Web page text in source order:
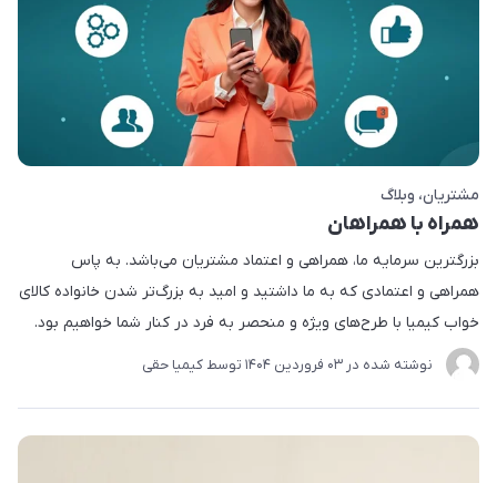
مشتریان وبلاگ
همراه با همراهان
بزرگترین سرمایه ما، همراهی و اعتماد مشتریان می‌باشد. به پاس
همراهی و اعتمادی که به ما داشتید و امید به بزرگ‌تر شدن خانواده کالای
خواب کیمیا با طرح‌های ویژه و منحصر به فرد در کنار شما خواهیم بود.
نوشته شده در 03 فروردین 1404 توسط کیمیا حقی